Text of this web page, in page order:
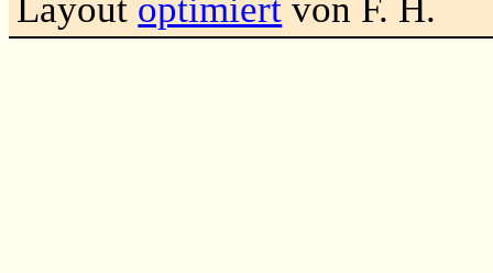
Layout optimiert von F. H.